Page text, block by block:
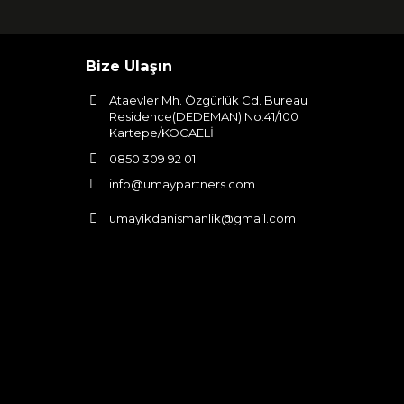
Bize Ulaşın
Ataevler Mh. Özgürlük Cd. Bureau
Residence(DEDEMAN) No:41/100
Kartepe/KOCAELİ
0850 309 92 01
info@umaypartners.com
umayikdanismanlik@gmail.com